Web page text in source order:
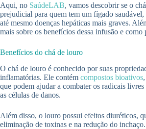
Aqui, no SaúdeLAB, vamos descobrir se o
prejudicial para quem tem um fígado
até mesmo doenças hepáticas mais graves.
mais sobre os benefícios dessa infusão e como
Benefícios do chá de louro
O chá de louro é conhecido por suas
inflamatórias. Ele contém compostos bioativos
que podem ajudar a combater os radicais
as células de danos.
Além disso, o louro possui efeitos diuréticos,
eliminação de toxinas e na redução do inchaço.